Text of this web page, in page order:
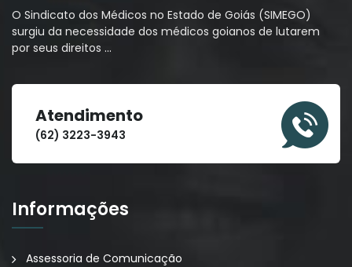
O Sindicato dos Médicos no Estado de Goiás (SIMEGO)
surgiu da necessidade dos médicos goianos de lutarem
por seus direitos …
Atendimento
(62) 3223-3943
Informações
Assessoria de Comunicação